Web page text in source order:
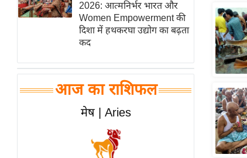
ऑटो वर्ल्ड
न्यूज ब्रीफ
मनोरंजन जगत
बॉलीवुड
हॉलीवुड
Breaking
लाइफस्टाइल
2026: आत्मनिर्भर भारत और
Women Empowerment की
दिशा में हथकरघा उद्योग का बढ़ता
कद
आज का राशिफल
मेष | Aries